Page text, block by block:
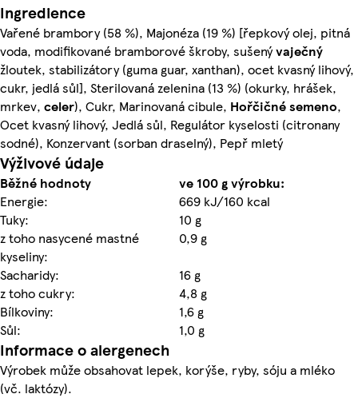
Ingredience
Vařené brambory (58 %), Majonéza (19 %) [řepkový olej, pitná
voda, modifikované bramborové škroby, sušenývaječný
žloutek, stabilizátory (guma guar, xanthan), ocet kvasný lihový,
cukr, jedlá sůl], Sterilovaná zelenina (13 %) (okurky, hrášek,
mrkev, celer), Cukr, Marinovaná cibule, Hořčičnésemeno,
Ocet kvasný lihový, Jedlá sůl, Regulátor kyselosti (citronany
sodné), Konzervant (sorban draselný), Pepř mletý
Výživové údaje
Běžné hodnoty
ve 100 g výrobku:
Energie:
669 kJ/160 kcal
Tuky:
10 g
z toho nasycené mastné
kyseliny:
0,9 g
Sacharidy:
16 g
z toho cukry:
4,8 g
Bílkoviny:
1,6 g
Sůl:
1,0 g
Informace o alergenech
Výrobek může obsahovat lepek, korýše, ryby, sóju a mléko
(vč. laktózy).